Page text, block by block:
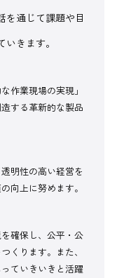
を通じて課題や目
きます。
作業現場の実現」
する革新的な製品
明性の高い経営を
向上に努めます。
確保し、公平・公
くります。また、
ていきいきと活躍